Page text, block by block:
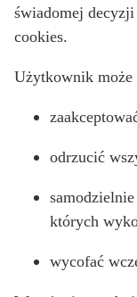
świadomej
cookies.
Użytkownik może
odrzucić
których
wycofać